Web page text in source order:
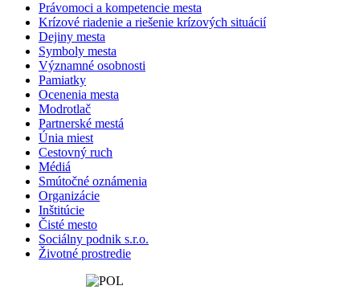
Právomoci a kompetencie mesta
Krízové riadenie a riešenie krízových situácií
Dejiny mesta
Symboly mesta
Významné osobnosti
Pamiatky
Ocenenia mesta
Modrotlač
Partnerské mestá
Únia miest
Cestovný ruch
Médiá
Smútočné oznámenia
Organizácie
Inštitúcie
Čisté mesto
Sociálny podnik s.r.o.
Životné prostredie